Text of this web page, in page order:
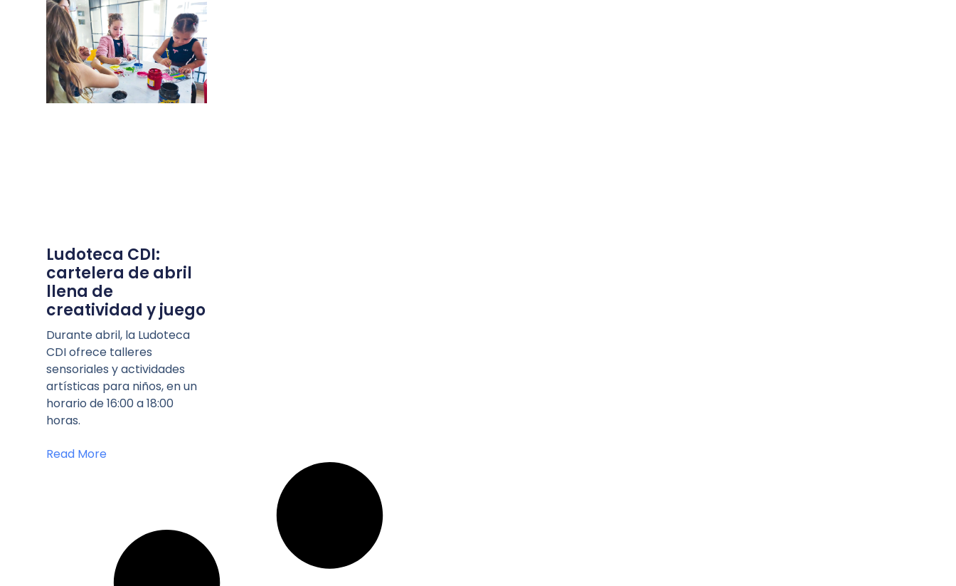
Ludoteca CDI:
cartelera de abril
llena de
creatividad y juego
Durante abril, la Ludoteca
CDI ofrece talleres
sensoriales y actividades
artísticas para niños, en un
horario de 16:00 a 18:00
horas.
Read More